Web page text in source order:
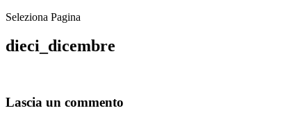
Seleziona Pagina
dieci_dicembre
Lascia un commento